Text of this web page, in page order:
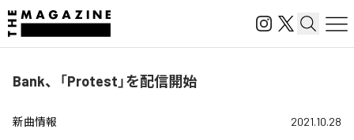
Bank、「Protest」を配信開始
新曲情報 2021.10.28